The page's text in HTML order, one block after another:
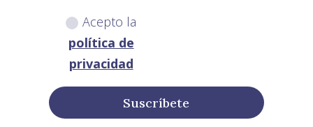
Acepto la
política de
privacidad
Suscríbete